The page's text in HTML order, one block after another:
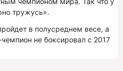
тружусь».
в полусреднем весе, а
не боксировал с 2017